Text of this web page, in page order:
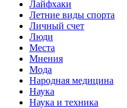
Лайфхаки
Летние виды спорта
Личный счет
Люди
Места
Мнения
Мода
Народная медицина
Наука
Наука и техника